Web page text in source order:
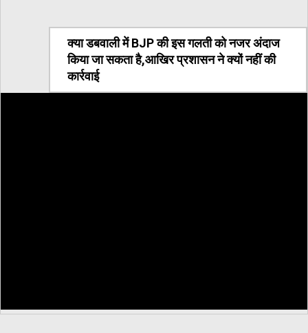
क्या डबवाली में BJP की इस गलती को नजर अंदाज
किया जा सकता है,आखिर प्रशासन ने क्यों नहीं की
कार्रवाई